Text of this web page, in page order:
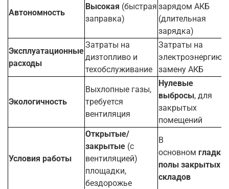
Автономность
Высокая (быстрая
заправка)
зарядом АКБ
(длительная
зарядка)
Эксплуатационные
расходы
Затраты на
дизтопливо и
техобслуживание
Затраты на
электроэнергию и
замену АКБ
Экологичность
Выхлопные газы,
требуется
вентиляция
Нулевые
выбросы, для
закрытых
помещений
Условия работы
Открытые/
закрытые (с
вентиляцией)
площадки,
бездорожье
В
основном
полы закрытых
складов